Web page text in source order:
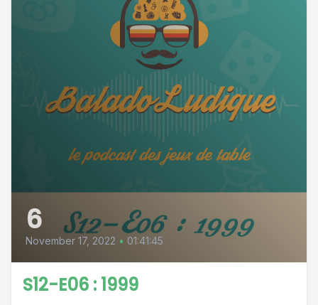
6
November 17, 2022 • 01:41:45
S12-E06 : 1999